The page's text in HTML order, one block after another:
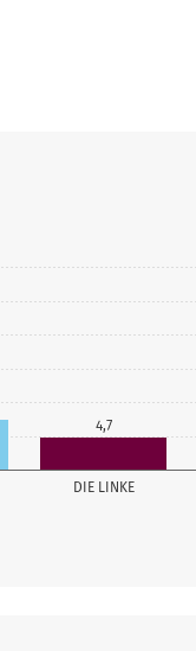
DIE LINKE
4,7